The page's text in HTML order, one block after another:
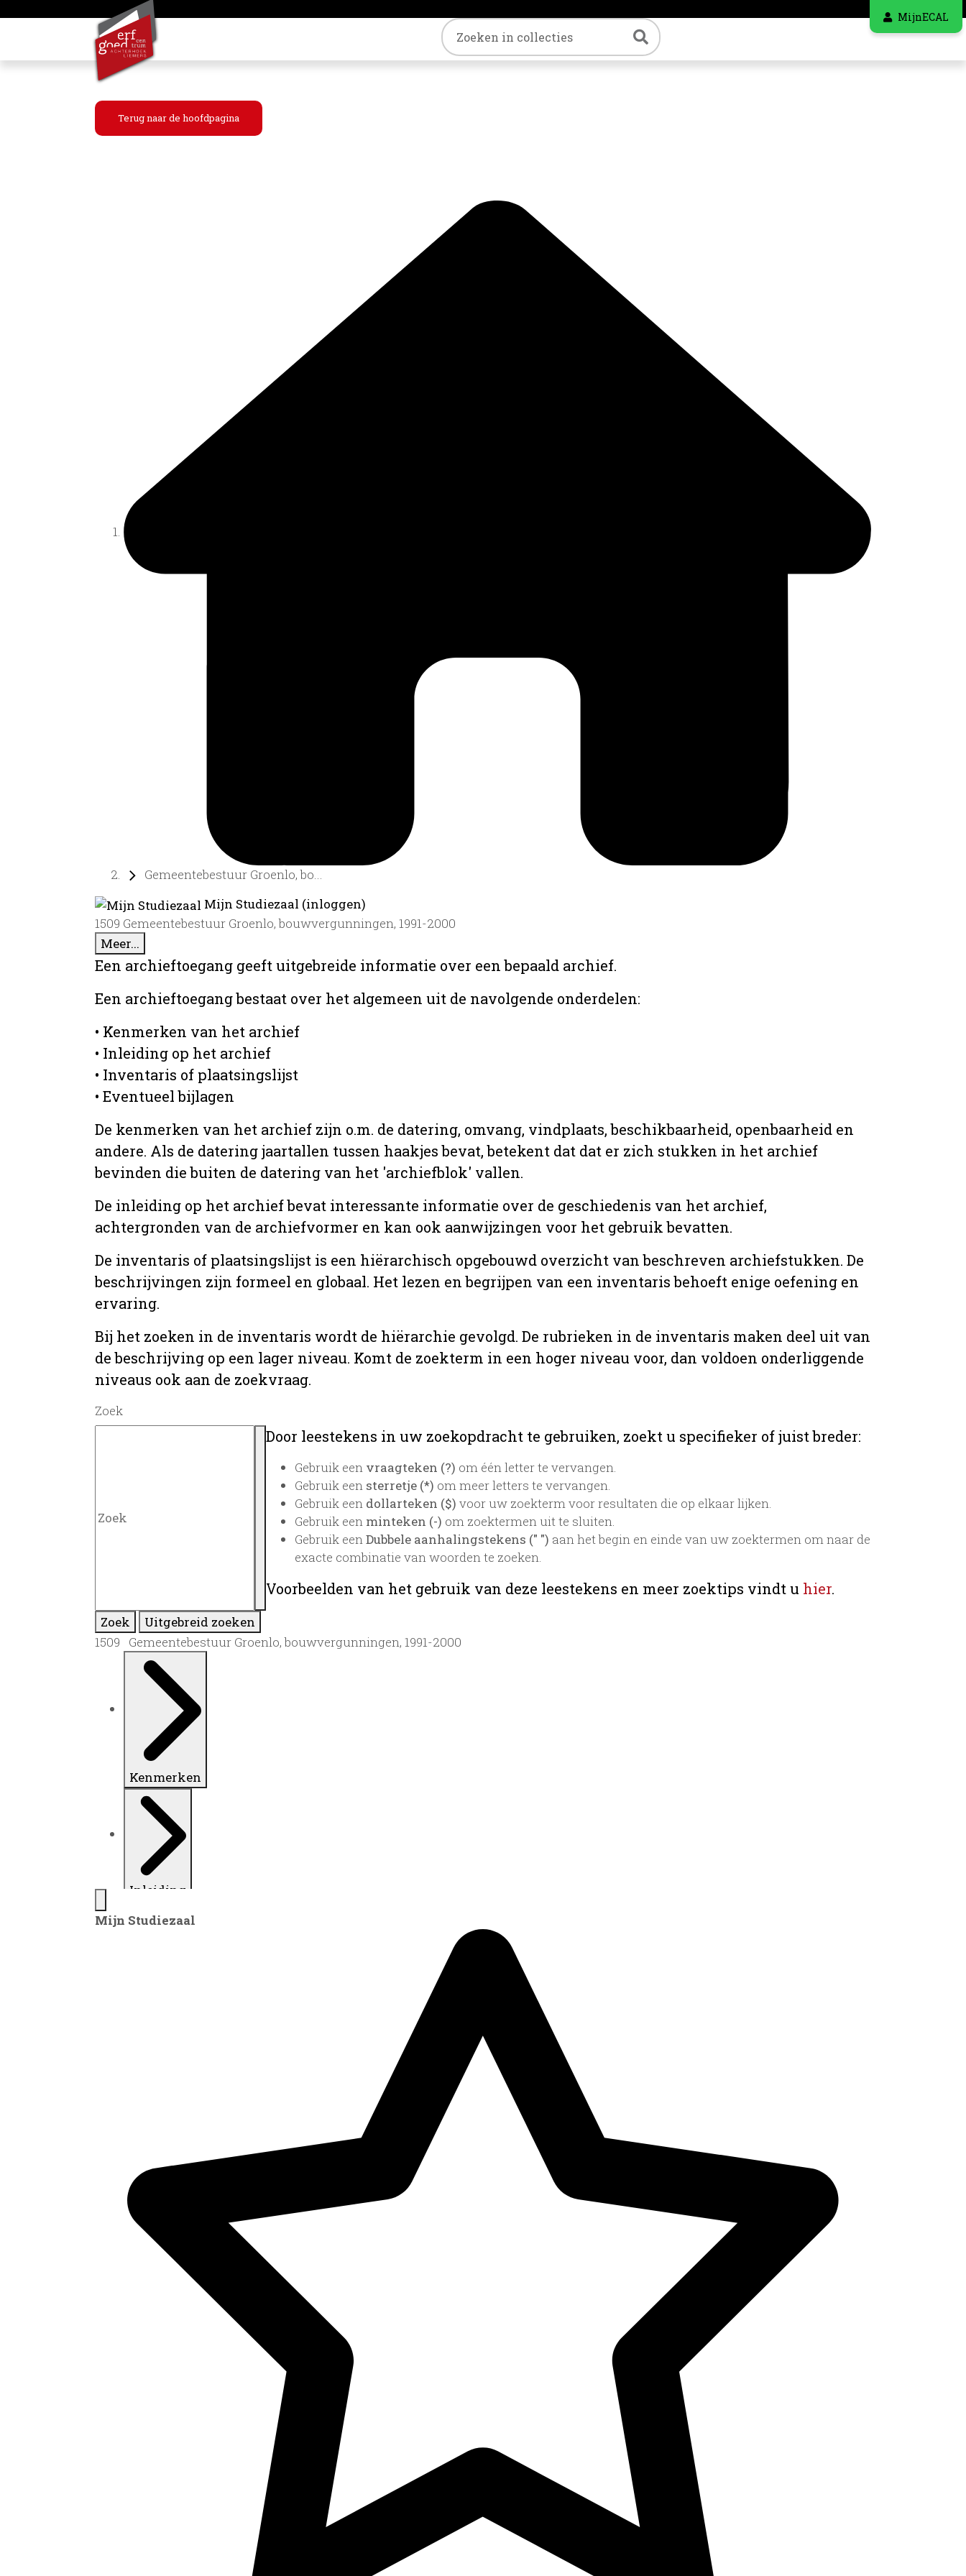
MijnECAL
Trefwoord Zoeken
Terug naar de hoofdpagina
Gemeentebestuur Groenlo, bo...
Mijn Studiezaal (inloggen)
1509 Gemeentebestuur Groenlo, bouwvergunningen, 1991-2000
Meer...
Een archieftoegang geeft uitgebreide informatie over een bepaald archief.
Een archieftoegang bestaat over het algemeen uit de navolgende onderdelen:
• Kenmerken van het archief
• Inleiding op het archief
• Inventaris of plaatsingslijst
• Eventueel bijlagen
De kenmerken van het archief zijn o.m. de datering, omvang, vindplaats, beschikbaarheid, openbaarheid en
andere. Als de datering jaartallen tussen haakjes bevat, betekent dat dat er zich stukken in het archief
bevinden die buiten de datering van het 'archiefblok' vallen.
De inleiding op het archief bevat interessante informatie over de geschiedenis van het archief,
achtergronden van de archiefvormer en kan ook aanwijzingen voor het gebruik bevatten.
De inventaris of plaatsingslijst is een hiërarchisch opgebouwd overzicht van beschreven archiefstukken. De
beschrijvingen zijn formeel en globaal. Het lezen en begrijpen van een inventaris behoeft enige oefening en
ervaring.
Bij het zoeken in de inventaris wordt de hiërarchie gevolgd. De rubrieken in de inventaris maken deel uit van
de beschrijving op een lager niveau. Komt de zoekterm in een hoger niveau voor, dan voldoen onderliggende
niveaus ook aan de zoekvraag.
Zoek
Door leestekens in uw zoekopdracht te gebruiken, zoekt u specifieker of juist breder:
Gebruik een vraagteken (?) om één letter te vervangen.
Gebruik een sterretje (*) om meer letters te vervangen.
Gebruik een dollarteken ($) voor uw zoekterm voor resultaten die op elkaar lijken.
Gebruik een minteken (-) om zoektermen uit te sluiten.
Gebruik eenDubbele aanhalingstekens (" ") aan het begin en einde van uw zoektermen om naar de
exacte combinatie van woorden te zoeken.
Voorbeelden van het gebruik van deze leestekens en meer zoektips vindt u hier.
Zoek
Uitgebreid zoeken
1509 Gemeentebestuur Groenlo, bouwvergunningen, 1991-2000
Kenmerken
Inleiding
Mijn Studiezaal